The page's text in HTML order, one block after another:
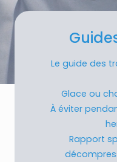
Le guide des
Glace ou
À éviter
Rapport